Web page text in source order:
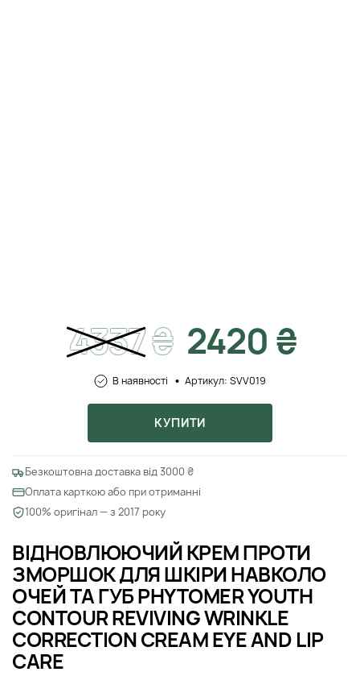
ВІДНОВЛЮЮЧИЙ КРЕМ ПРОТИ
ЗМОРШОК ДЛЯ ШКІРИ НАВКОЛО
ОЧЕЙ ТА ГУБ PHYTOMER YOUTH
CONTOUR REVIVING WRINKLE
CORRECTION CREAM EYE AND LIP
CARE
4337₴ 2420 ₴
В наявності Артикул: SVV019
КУПИТИ
Безкоштовна доставка від 3000 ₴
Оплата карткою або при отриманні
100% оригінал — з 2017 року